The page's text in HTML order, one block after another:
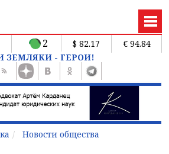
2 $ 82.17
€ 94.84
ЗЕМЛЯКИ - ГЕРОИ!
Новости общества